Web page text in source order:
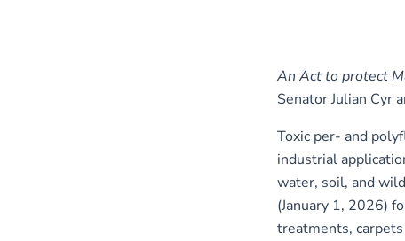
An Act to protect
Senator Julian Cyr
Toxic per- and
industrial
water, soil, and
(January 1, 2026)
treatments,